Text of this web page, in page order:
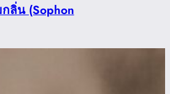
ลิ่น (Sophon